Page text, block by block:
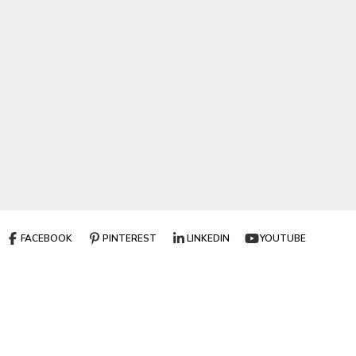
FACEBOOK PINTEREST LINKEDIN YOUTUBE